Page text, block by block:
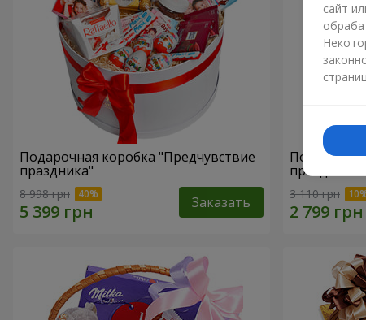
Подарочная коробка "Предчувствие
праздника"
8 998 грн Заказать
праздник!"
3 110 грн
сайт